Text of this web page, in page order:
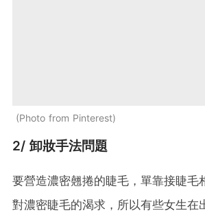
Photo from Pinterest
2/ 卸妝手法問題
要營造濃密翹捲的睫毛，單靠接睫毛
對濃密睫毛的渴求，所以有些女生在